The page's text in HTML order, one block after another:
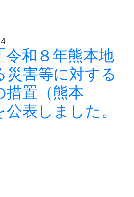
令和８年熊本地
災害等に対する
措置（熊本
表しました。